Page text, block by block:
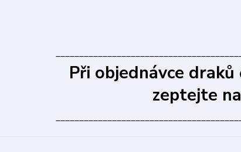
Při objednávce
zeptejte